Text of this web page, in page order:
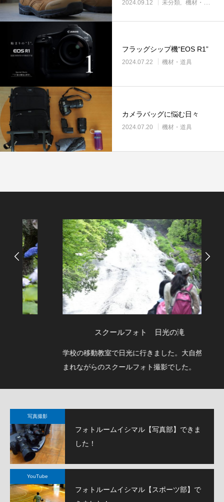
2024.09.12 未分類 機材・道具
フラッグシップ機“EOS R1”
2024.07.22 機材・道具
カメラバッグに悩む日々
2024.07.20 機材・道具
スクールフォト 日光の滝
学校の移動教室で日光に行きました。大自然に囲
まれながらのスクールフォト撮影でした。
写真撮影
フォトルームイシマル【写真部】できま
した！
YouTube
フォトルームイシマル【スポーツ部】で